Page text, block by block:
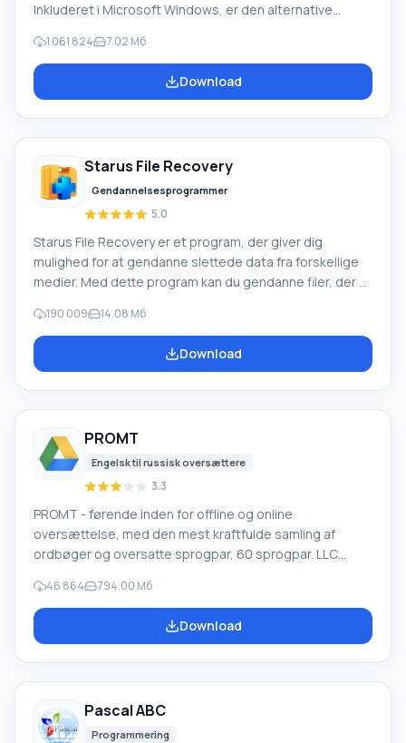
Inkluderet i Microsoft Windows, er den alternative
Live-softwarepakke fra Microsoft. Funktioner i Windows
Movie Maker: Optag video fra forskellige kilder
(videokameraer, mobiltelefoner, digitale videokameraer,
1 061 824 7.02 Мб
Download
Starus File Recovery
Gendannelsesprogrammer
5.0
Starus File Recovery er et program, der giver dig
mulighed for at gendanne slettede data fra forskellige
medier. Med dette program kan du gendanne filer, der er
slettet uden om papirkurven, skjult af ondsindet
software, mistet på grund af softwarefejl, fuldstændig
tømning af papirkurven, formatering eller sletning af
190 009 14.08 Мб
Download
PROMT
Engelsk til russisk oversættere
3.3
PROMT - førende inden for offline og online
oversættelse, med den mest kraftfulde samling af
ordbøger og oversatte sprogpar, 60 sprogpar. LLC
oversættelsessystemer til private brugere og
virksomheder. PROMT-software giver oversættelse af
enhver tekst ved hjælp af indbyggede ordbøger,
udenlandsk firma
46 864 794.00 Мб
Download
Pascal ABC
Programmering